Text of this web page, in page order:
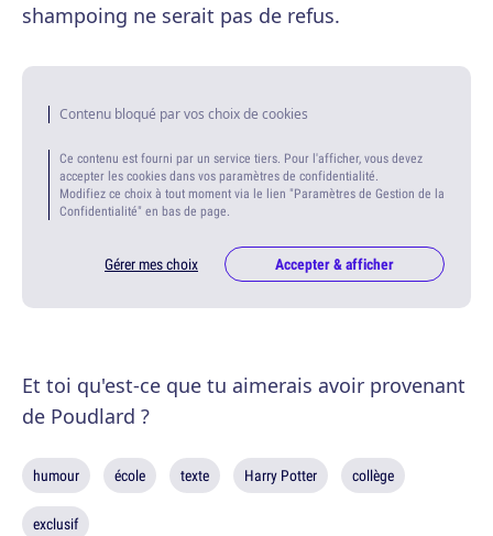
shampoing ne serait pas de refus.
Contenu bloqué par vos choix de cookies
Ce contenu est fourni par un service tiers. Pour l'afficher, vous devez
accepter les cookies dans vos paramètres de confidentialité.
Modifiez ce choix à tout moment via le lien "Paramètres de Gestion de la
Confidentialité" en bas de page.
Gérer mes choix Accepter & afficher
Et toi qu'est-ce que tu aimerais avoir provenant
de Poudlard ?
humour école texte Harry Potter collège
exclusif